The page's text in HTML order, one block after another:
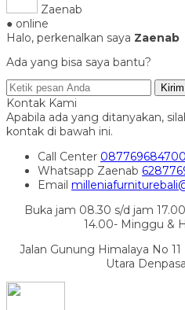
Zaenab
● online
Halo, perkenalkan saya Zaenab
Ada yang bisa saya bantu?
Kirim
Kontak Kami
Apabila ada yang ditanyakan,
kontak di bawah ini.
Call Center 087769684700
Whatsapp Zaenab
Email
Buka jam 08.30 s/d jam
14.00- Minggu &
Jalan Gunung Himalaya No
Utara